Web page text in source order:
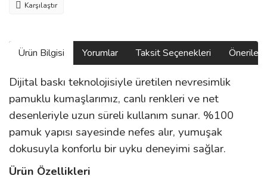
Karşılaştır
Ürün Bilgisi Yorumlar Taksit Seçenekleri
Dijital baskı teknolojisiyle üretilen nevresimlik
pamuklu kumaşlarımız, canlı renkleri ve net
desenleriyle uzun süreli kullanım sunar. %100
pamuk yapısı sayesinde nefes alır, yumuşak
dokusuyla konforlu bir uyku deneyimi sağlar.
Ürün Özellikleri